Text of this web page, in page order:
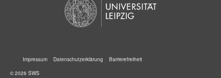
Impressum Datenschutzerklärung
Barrierefreiheit
© 2026 SWS